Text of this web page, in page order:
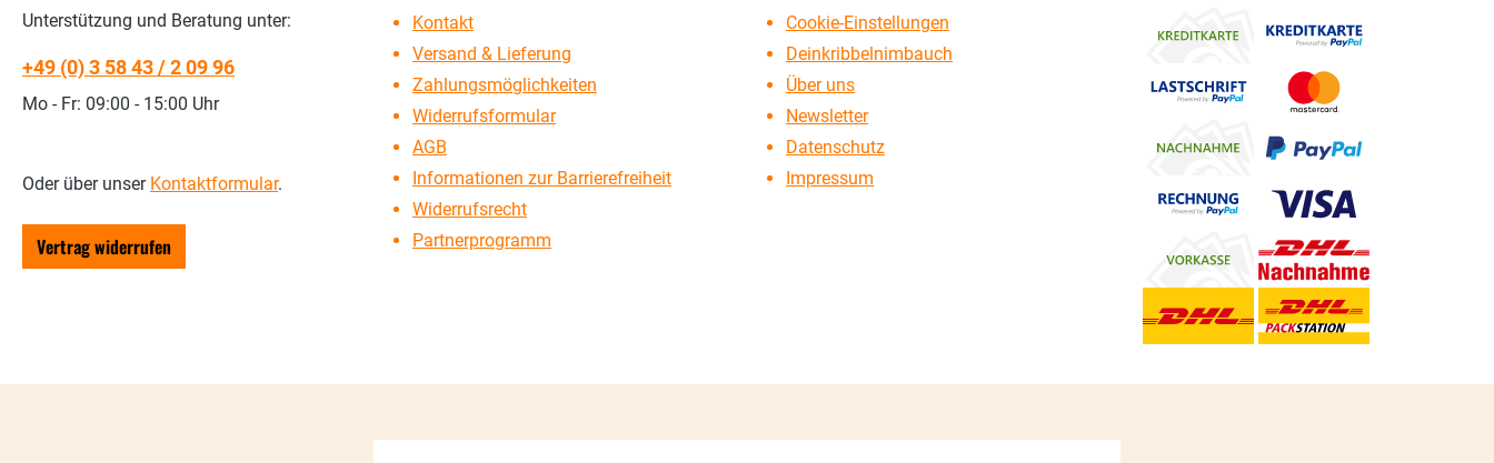
Unterstützung und Beratung unter:
+49 (0) 3 58 43 / 2 09 96
Mo - Fr: 09:00 - 15:00 Uhr
Oder über unser Kontaktformular.
Vertrag widerrufen
Kontakt
Versand & Lieferung
Zahlungsmöglichkeiten
Widerrufsformular
AGB
Informationen zur Barrierefreiheit
Widerrufsrecht
Partnerprogramm
Cookie-Einstellungen
Deinkribbelnimbauch
Über uns
Newsletter
Datenschutz
Impressum